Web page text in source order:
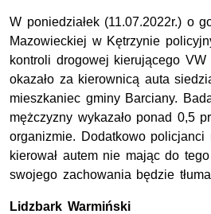
W poniedziałek (11.07.2022r.) o
Mazowieckiej w Kętrzynie
kontroli drogowej kierującego
okazało za kierownicą auta
mieszkaniec gminy Barciany.
mężczyzny wykazało ponad 0,5
organizmie. Dodatkowo
kierował autem nie mając do
swojego zachowania będzie
Lidzbark Warmiński